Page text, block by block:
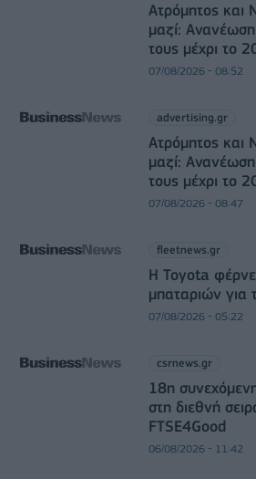
Ατρόμητος και
μαζί:
τους μέχρι το
07/08/2026 - 08:52
advertising.gr
Ατρόμητος και
μαζί:
τους μέχρι το
07/08/2026 - 08:47
fleetnews.gr
Η Toyota
μπαταριών για
07/08/2026 - 05:22
csrnews.gr
18η
στη διεθνή
FTSE4Good
06/08/2026 - 11:42